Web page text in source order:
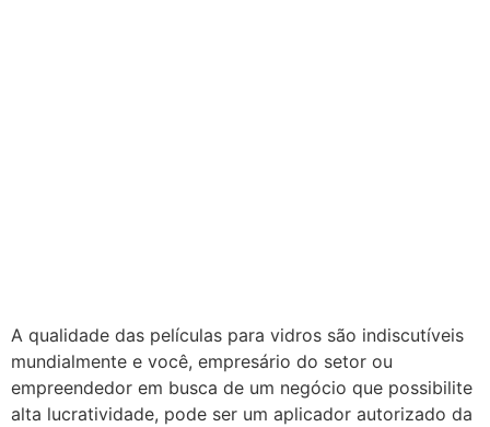
A qualidade das películas para vidros são indiscutíveis
mundialmente e você, empresário do setor ou
empreendedor em busca de um negócio que possibilite
alta lucratividade, pode ser um aplicador autorizado da